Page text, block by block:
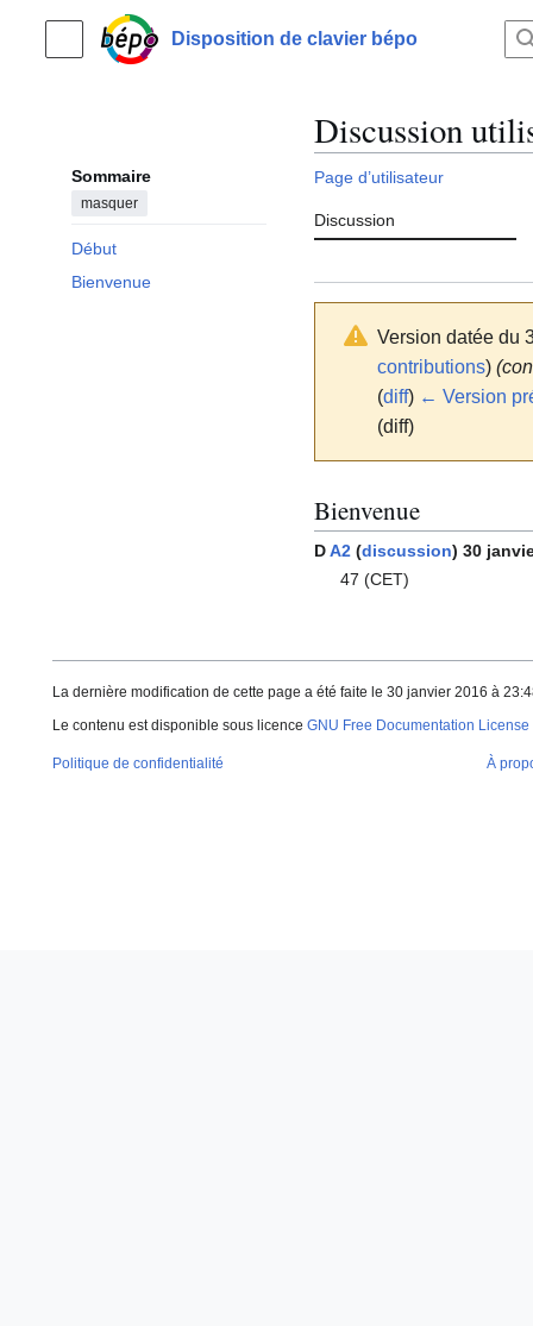
contenu
Menu principalDisposition de clavier bépo
Sommaire
masquer
Début
Bienvenue
Discussion
Page d’utilisateur
Discussion
Version datée du
contributions)
(diff) ← Version
(diff)
Bienvenue
DA2 (discussion) 30
47 (CET)
La dernière modification de cette page a été faite le 30 janvier 2016 à
Le contenu est disponible sous licence GNU Free Documentation License
Politique de confidentialité À